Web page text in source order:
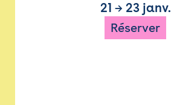
21 → 23 janv.
Réserver